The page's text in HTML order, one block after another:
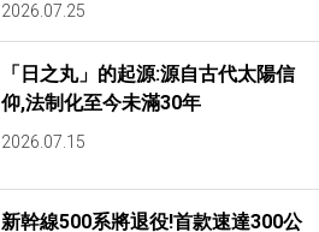
2026.07.25
「日之丸」的起源:源自古代太陽信
仰,法制化至今未滿30年
2026.07.15
新幹線500系將退役!首款速達300公